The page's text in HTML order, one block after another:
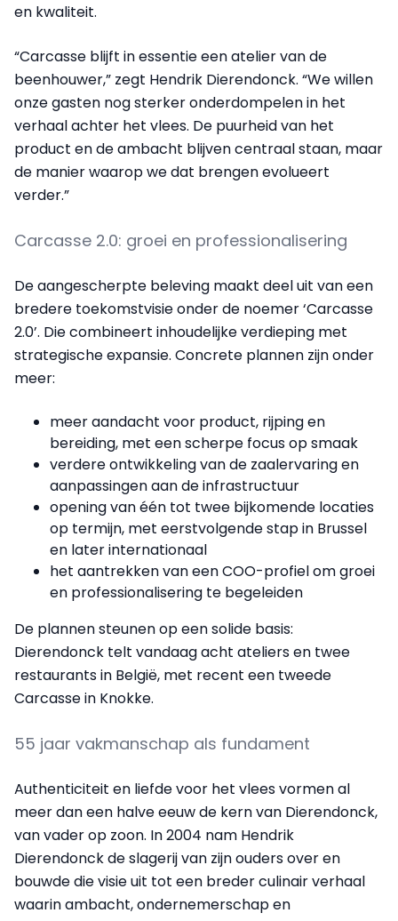
en kwaliteit.
“Carcasse blijft in essentie een atelier van de
beenhouwer,” zegt Hendrik Dierendonck. “We willen
onze gasten nog sterker onderdompelen in het
verhaal achter het vlees. De puurheid van het
product en de ambacht blijven centraal staan, maar
de manier waarop we dat brengen evolueert
verder.”
Carcasse 2.0: groei en professionalisering
De aangescherpte beleving maakt deel uit van een
bredere toekomstvisie onder de noemer ‘Carcasse
2.0’. Die combineert inhoudelijke verdieping met
strategische expansie. Concrete plannen zijn onder
meer:
meer aandacht voor product, rijping en
bereiding, met een scherpe focus op smaak
verdere ontwikkeling van de zaalervaring en
aanpassingen aan de infrastructuur
opening van één tot twee bijkomende locaties
op termijn, met eerstvolgende stap in Brussel
en later internationaal
het aantrekken van een COO-profiel om groei
en professionalisering te begeleiden
De plannen steunen op een solide basis:
Dierendonck telt vandaag acht ateliers en twee
restaurants in België, met recent een tweede
Carcasse in Knokke.
55 jaar vakmanschap als fundament
Authenticiteit en liefde voor het vlees vormen al
meer dan een halve eeuw de kern van Dierendonck,
van vader op zoon. In 2004 nam Hendrik
Dierendonck de slagerij van zijn ouders over en
bouwde die visie uit tot een breder culinair verhaal
waarin ambacht, ondernemerschap en